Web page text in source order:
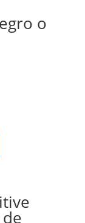
o